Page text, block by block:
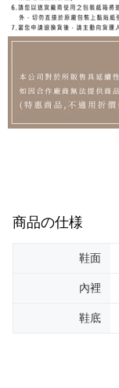
商品の仕様
鞋面
內裡
鞋底